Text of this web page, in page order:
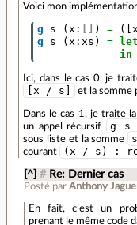
Voici mon
g s (x :[] ) = ([x
g
s (x :xs ) = let
in
Ici, dans le cas 0, je
[x / s] et la somme
Dans le cas 1, je traite
un appel récursif
g s
sous liste et la somme
courant
(x / s) :
[^] # Re: Dernier cas
Posté par Anthony
En fait, c’est un
prenant le même code